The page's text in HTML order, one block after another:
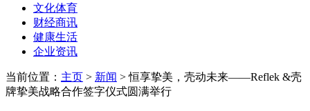
文化体育
财经商讯
健康生活
企业资讯
当前位置： 主页 > 新闻 > 恒享挚美，壳动未来——Reflek &壳
牌挚美战略合作签字仪式圆满举行